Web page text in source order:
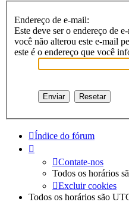
Endereço de e-mail:
Este deve ser o endereço de
você não alterou este e-mail
este é o endereço que você
Índice do fórum
Contate-nos
Todos os horários
Excluir cookies
Todos os horários são